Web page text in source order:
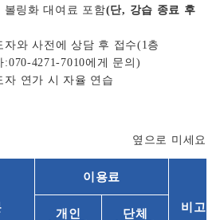
볼링화 대여료 포함(단, 강습 종료 후
자와 사전에 상담 후 접수(1층
:070-4271-7010에게 문의)
자 연가 시 자율 연습
이용료
비고
개인
단체